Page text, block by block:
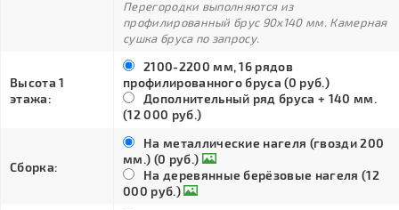
Перегородки выполняются из
профилированный брус 90х140 мм. Камерная
сушка бруса по запросу.
Высота 1
этажа:
2100-2200 мм, 16 рядов
профилированного бруса (0 руб.)
Дополнительный ряд бруса + 140 мм.
(12 000 руб.)
Сборка:
На металлические нагеля (гвозди 200
мм.) (0 руб.)
На деревянные берёзовые нагеля (12
000 руб.)